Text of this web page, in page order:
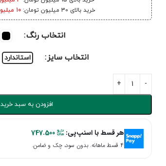
خرید بالای 30 میلیون تومان:
10 میلیون تومان
انتخاب رنگ
انتخاب سایز استاندارد
افزودن به سبد خرید
هر قسط با اسنپ‌پی: 747.500
۴ قسط ماهانه. بدون سود، چک و ضامن.